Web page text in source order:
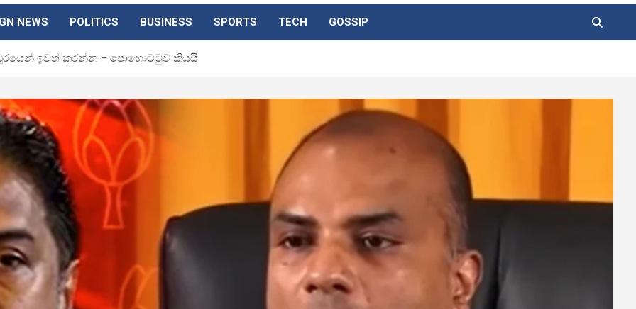
NEWS POLITICS BUSINESS SPORTS TECH GOSSIP
ඉවත් කරන්න – පොහොට්ටුව කියයි